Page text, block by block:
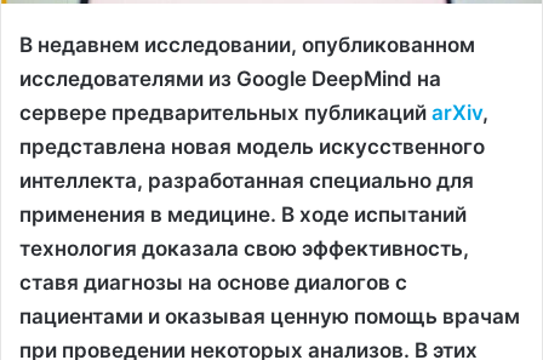
В недавнем исследовании, опубликованном
исследователями из Google DeepMind на
сервере предварительных публикаций arXiv,
представлена новая модель искусственного
интеллекта, разработанная специально для
применения в медицине. В ходе испытаний
технология доказала свою эффективность,
ставя диагнозы на основе диалогов с
пациентами и оказывая ценную помощь врачам
при проведении некоторых анализов. В этих